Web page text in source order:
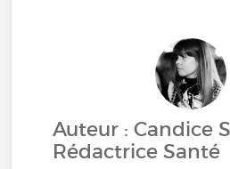
Auteur : Candice
Rédactrice Santé